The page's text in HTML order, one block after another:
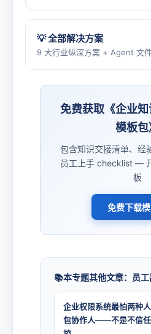
💡 全部解决方案
9 大行业纵深方案 + Agent 文件
免费获取《企业
模板包
包含知识交接清单、经
员工上手 checklist —
板
免费下载
本专题其他文章：员
企业权限系统最怕两种
包协作人——不是不信任